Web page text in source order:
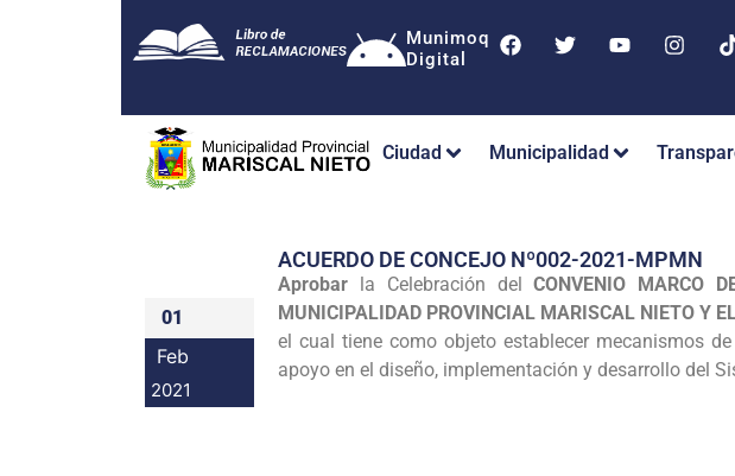
Munimoq
Digital
Ciudad Municipalidad
01
Feb
2021
ACUERDO DE CONCEJO Nº002-2021-MPMN
Aprobar la Celebración delCONVENIO MARCO
MUNICIPALIDAD PROVINCIAL MARISCAL NIETO Y
el cual tiene como objeto establecer mecanismos
apoyo en el diseño, implementación y desarrollo del